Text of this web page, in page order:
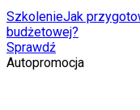
SzkolenieJak
budżetowej?
Sprawdź
Autopromocja